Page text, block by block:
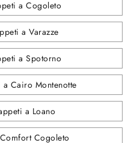
a Cogoleto
a Varazze
a Spotorno
Cairo Montenotte
a Loano
Cogoleto